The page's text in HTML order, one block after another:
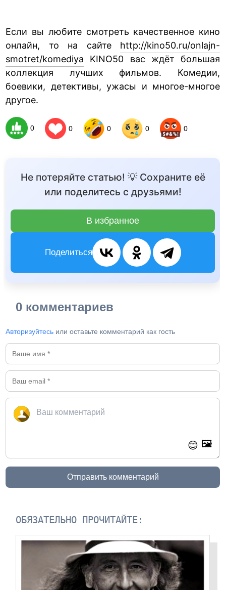
Если вы любите смотреть качественное кино
онлайн, то на сайте http://kino50.ru/onlajn-
smotret/komediya KINO50 вас ждёт большая
коллекция лучших фильмов. Комедии,
боевики, детективы, ужасы и многое-многое
другое.
0 0 0 0 0
Не потеряйте статью! 💡 Сохраните её
или поделитесь с друзьями!
В избранное
Поделиться
0 комментариев
Авторизуйтесь или оставьте комментарий как гость
😊 🖼️
Отправить комментарий
ОБЯЗАТЕЛЬНО ПРОЧИТАЙТЕ: